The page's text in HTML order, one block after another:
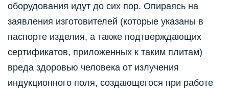
оборудования идут до сих пор. Опираясь на
заявления изготовителей (которые указаны в
паспорте изделия, а также подтверждающих
сертификатов, приложенных к таким плитам)
вреда здоровью человека от излучения
индукционного поля, создающегося при работе